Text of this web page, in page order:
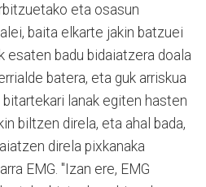
eta osasun
baita elkarte jakin batzuei
esaten badu bidaiatzera doala
batera, eta guk arriskua
lanak egiten hasten
biltzen direla, eta ahal bada,
direla pixkanaka
EMG. "Izan ere, EMG